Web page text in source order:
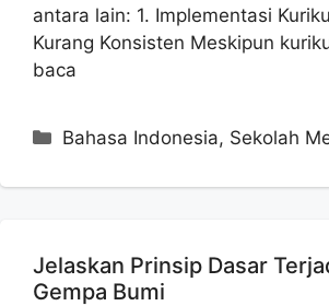
antara lain: 1. Implementasi
Kurang Konsisten Meskipun
baca
Kategori
Bahasa Indonesia, Sekolah
Jelaskan Prinsip Dasar
Gempa Bumi